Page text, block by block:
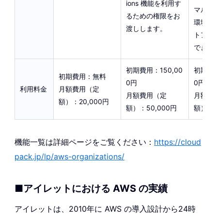
ions 機能を利用す
るための権限をお
渡しします。
マルチ
環境を
トア
できま
利用料金
初期費用：無料
月額費用（定
額）：20,000円
初期費用：150,00
0円
月額費用（定
額）：50,000円
初期費
0円
月額費
額）：
機能一覧は詳細ページをご覧ください： https://cloud
pack.jp/lp/aws-organizations/
■アイレットにおける AWS の実績
アイレットは、2010年に AWS の導入設計から24時